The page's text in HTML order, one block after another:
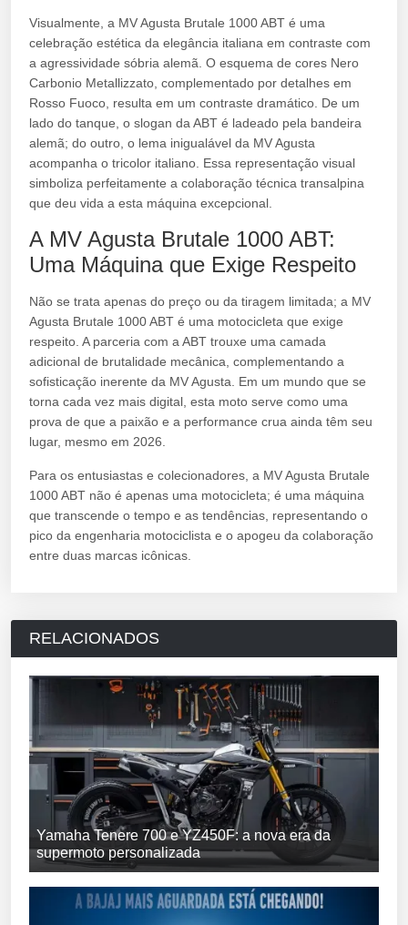
Visualmente, a MV Agusta Brutale 1000 ABT é uma
celebração estética da elegância italiana em contraste com
a agressividade sóbria alemã. O esquema de cores Nero
Carbonio Metallizzato, complementado por detalhes em
Rosso Fuoco, resulta em um contraste dramático. De um
lado do tanque, o slogan da ABT é ladeado pela bandeira
alemã; do outro, o lema inigualável da MV Agusta
acompanha o tricolor italiano. Essa representação visual
simboliza perfeitamente a colaboração técnica transalpina
que deu vida a esta máquina excepcional.
A MV Agusta Brutale 1000 ABT:
Uma Máquina que Exige Respeito
Não se trata apenas do preço ou da tiragem limitada; a MV
Agusta Brutale 1000 ABT é uma motocicleta que exige
respeito. A parceria com a ABT trouxe uma camada
adicional de brutalidade mecânica, complementando a
sofisticação inerente da MV Agusta. Em um mundo que se
torna cada vez mais digital, esta moto serve como uma
prova de que a paixão e a performance crua ainda têm seu
lugar, mesmo em 2026.
Para os entusiastas e colecionadores, a MV Agusta Brutale
1000 ABT não é apenas uma motocicleta; é uma máquina
que transcende o tempo e as tendências, representando o
pico da engenharia motociclista e o apogeu da colaboração
entre duas marcas icônicas.
RELACIONADOS
Yamaha Tenere 700 e YZ450F: a nova era da
supermoto personalizada